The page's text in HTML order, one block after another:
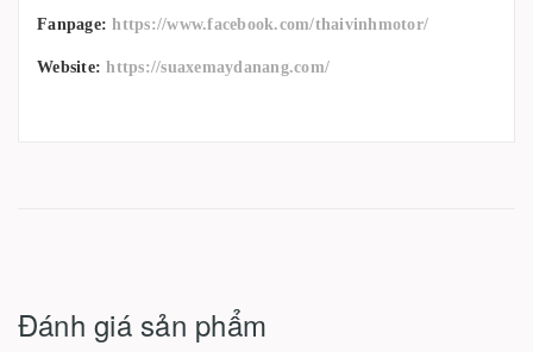
Fanpage:https://www.facebook.com/thaivinhmotor/
Website:https://suaxemaydanang.com/
Đánh giá sản phẩm